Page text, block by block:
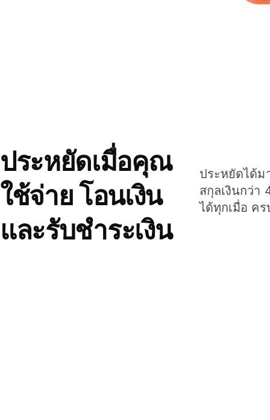
ประหยัดเมื่อคุณ
ใช้จ่าย โอนเงิน
และรับชำระเงิน
ประหยัดได้ม
สกุลเงินกว่า
ได้ทุกเมื่อ ค